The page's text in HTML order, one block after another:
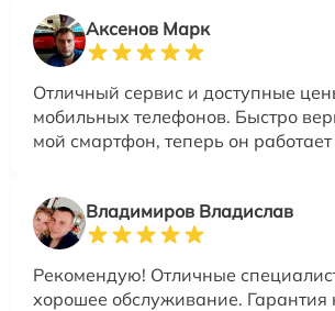
Аксенов Марк
Отличный сервис и доступные
мобильных телефонов. Быстро
мой смартфон, теперь он
Владимиров Владислав
Рекомендую! Отличные
хорошее обслуживание. Гарантия